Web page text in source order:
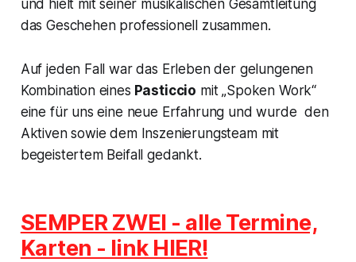
und hielt mit seiner musikalischen Gesamtleitung
das Geschehen professionell zusammen.
Auf jeden Fall war das Erleben der gelungenen
Kombination eines Pasticcio mit„Spoken Work“
eine für uns eine neue Erfahrung und wurde den
Aktiven sowie dem Inszenierungsteam mit
begeistertem Beifall gedankt.
SEMPER ZWEI - alle Termine,
Karten - link HIER!